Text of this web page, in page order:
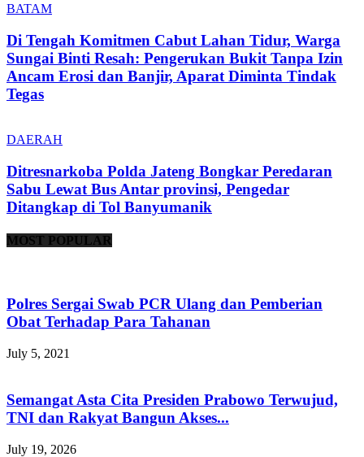
BATAM
Di Tengah Komitmen Cabut Lahan Tidur, Warga
Sungai Binti Resah: Pengerukan Bukit Tanpa Izin
Ancam Erosi dan Banjir, Aparat Diminta Tindak
Tegas
DAERAH
Ditresnarkoba Polda Jateng Bongkar Peredaran
Sabu Lewat Bus Antar provinsi, Pengedar
Ditangkap di Tol Banyumanik
MOST POPULAR
Polres Sergai Swab PCR Ulang dan Pemberian
Obat Terhadap Para Tahanan
July 5, 2021
Semangat Asta Cita Presiden Prabowo Terwujud,
TNI dan Rakyat Bangun Akses...
July 19, 2026